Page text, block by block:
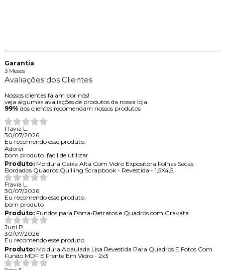
Garantia
3 Meses
Avaliações dos Clientes
Nossos clientes falam por nós!
veja algumas avaliações de produtos da nossa loja.
99% dos clientes recomendam nossos produtos
Flavia L.
30/07/2026
Eu recomendo esse produto.
Adorei
bom produto. facil de utilizar
Produto:Moldura Caixa Alta Com Vidro Expositora Folhas Secas
Bordados Quadros Quilling Scrapbook - Revestida - 1,5X4,5
Flavia L.
30/07/2026
Eu recomendo esse produto.
bom produto
Produto:Fundos para Porta-Retratos e Quadros com Gravata
Juni P.
30/07/2026
Eu recomendo esse produto.
Produto:Moldura Abaulada Lisa Revestida Para Quadros E Fotos Com
Fundo MDF E Frente Em Vidro - 2x3